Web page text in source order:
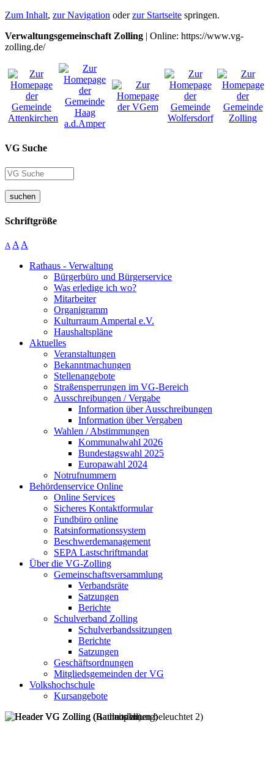
Zum Inhalt, zur Navigation oderzur Startseite springen.
Verwaltungsgemeinschaft Zolling | Online: https://www.vg-
zolling.de/
VG Suche
suchen
Schriftgröße
A A A
Rathaus - Verwaltung
Bürgerbüro und Bürgerservice
Was erledige ich wo?
Mitarbeiter
Organigramm
Kulturraum Ampertal e.V.
Haushaltspläne
Aktuelles
Veranstaltungen
Bekanntmachungen
Stellenangebote
Straßensperrungen im VG-Bereich
Ausschreibungen / Vergabe
Information über Ausschreibungen
Information über Vergaben
Wahlen / Abstimmungen
Kommunalwahl 2026
Bundestagswahl 2025
Europawahl 2024
Notrufnummern
Behördenservice Online
Online Services
Sicheres Kontaktformular
Fundbüro online
Ratsinformationssystem
Beschwerdemanagement
SEPA Lastschriftmandat
Über die VG-Zolling
Gemeinschaftsversammlung
Verbandsräte
Satzungen
Berichte
Schulverband Zolling
Schulverbandssitzungen
Berichte
Satzungen
Geschäftsordnungen
Mitgliedsgemeinden der VG
Volkshochschule
Kursangebote